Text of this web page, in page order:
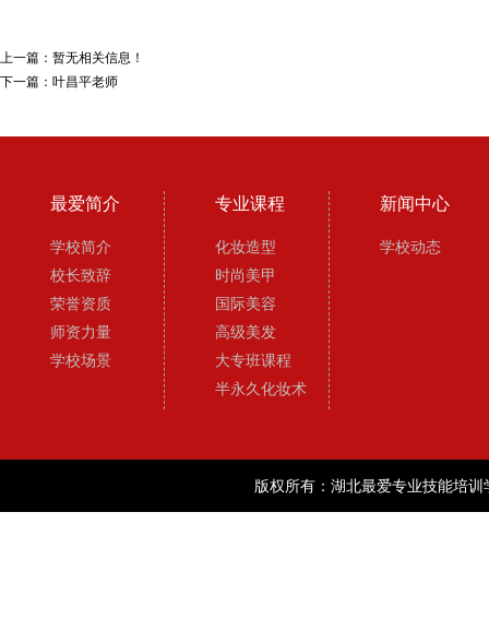
上一篇： 暂无相关信息！
下一篇： 叶昌平老师
最爱简介
学校简介
校长致辞
荣誉资质
师资力量
学校场景
专业课程
化妆造型
时尚美甲
国际美容
高级美发
大专班课程
半永久化妆术
新闻中心
学校动态
版权所有：湖北最爱专业技能培